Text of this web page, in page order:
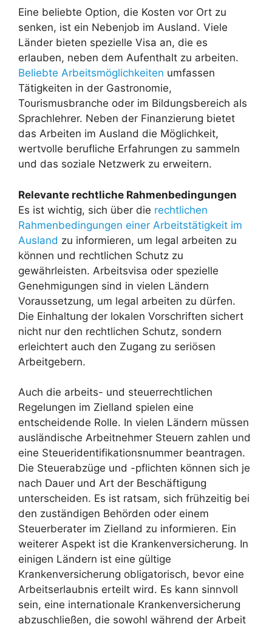
Eine beliebte Option, die Kosten vor Ort zu
senken, ist ein Nebenjob im Ausland. Viele
Länder bieten spezielle Visa an, die es
erlauben, neben dem Aufenthalt zu arbeiten.
Beliebte Arbeitsmöglichkeiten umfassen
Tätigkeiten in der Gastronomie,
Tourismusbranche oder im Bildungsbereich als
Sprachlehrer. Neben der Finanzierung bietet
das Arbeiten im Ausland die Möglichkeit,
wertvolle berufliche Erfahrungen zu sammeln
und das soziale Netzwerk zu erweitern.
Relevante rechtliche Rahmenbedingungen
Es ist wichtig, sich über die rechtlichen
Rahmenbedingungen einer Arbeitstätigkeit im
Ausland zu informieren, um legal arbeiten zu
können und rechtlichen Schutz zu
gewährleisten. Arbeitsvisa oder spezielle
Genehmigungen sind in vielen Ländern
Voraussetzung, um legal arbeiten zu dürfen.
Die Einhaltung der lokalen Vorschriften sichert
nicht nur den rechtlichen Schutz, sondern
erleichtert auch den Zugang zu seriösen
Arbeitgebern.
Auch die arbeits- und steuerrechtlichen
Regelungen im Zielland spielen eine
entscheidende Rolle. In vielen Ländern müssen
ausländische Arbeitnehmer Steuern zahlen und
eine Steueridentifikationsnummer beantragen.
Die Steuerabzüge und -pflichten können sich je
nach Dauer und Art der Beschäftigung
unterscheiden. Es ist ratsam, sich frühzeitig bei
den zuständigen Behörden oder einem
Steuerberater im Zielland zu informieren. Ein
weiterer Aspekt ist die Krankenversicherung. In
einigen Ländern ist eine gültige
Krankenversicherung obligatorisch, bevor eine
Arbeitserlaubnis erteilt wird. Es kann sinnvoll
sein, eine internationale Krankenversicherung
abzuschließen, die sowohl während der Arbeit